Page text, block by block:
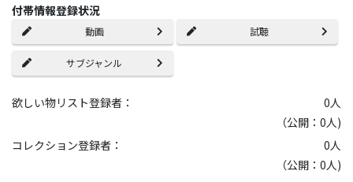
付帯情報登録状況
動画 試聴
サブジャンル
欲しい物リスト登録者： 0人
（公開：0人)
コレクション登録者：
0人
（公開：0人)